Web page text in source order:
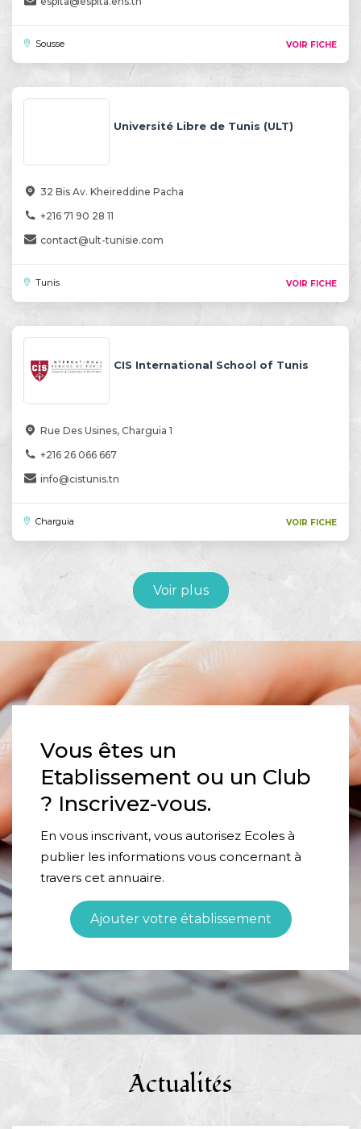
Sousse VOIR FICHE
Université Libre de Tunis (ULT)
32 Bis Av. Kheireddine Pacha
+216 71 90 28 11
contact@ult-tunisie.com
Tunis VOIR FICHE
CIS International School of Tunis
Rue Des Usines, Charguia 1
+216 26 066 667
info@cistunis.tn
Charguia VOIR FICHE
Voir plus
Vous êtes un
Etablissement ou un Club
? Inscrivez-vous.
En vous inscrivant, vous autorisez Ecoles à
publier les informations vous concernant à
travers cet annuaire.
Ajouter votre établissement
Actualités